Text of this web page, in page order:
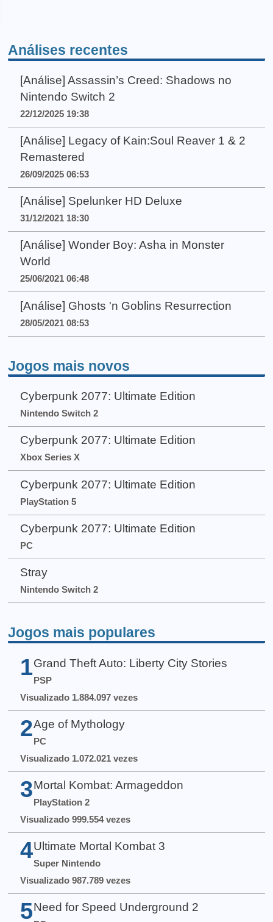
Análises recentes
[Análise] Assassin’s Creed: Shadows no
Nintendo Switch 2
22/12/2025 19:38
[Análise] Legacy of Kain:Soul Reaver 1 & 2
Remastered
26/09/2025 06:53
[Análise] Spelunker HD Deluxe
31/12/2021 18:30
[Análise] Wonder Boy: Asha in Monster
World
25/06/2021 06:48
[Análise] Ghosts 'n Goblins Resurrection
28/05/2021 08:53
Jogos mais novos
Cyberpunk 2077: Ultimate Edition
Nintendo Switch 2
Cyberpunk 2077: Ultimate Edition
Xbox Series X
Cyberpunk 2077: Ultimate Edition
PlayStation 5
Cyberpunk 2077: Ultimate Edition
PC
Stray
Nintendo Switch 2
Jogos mais populares
1 Grand Theft Auto: Liberty City Stories
PSP
Visualizado 1.884.097 vezes
2 Age of Mythology
PC
Visualizado 1.072.021 vezes
3 Mortal Kombat: Armageddon
PlayStation 2
Visualizado 999.554 vezes
4 Ultimate Mortal Kombat 3
Super Nintendo
Visualizado 987.789 vezes
5 Need for Speed Underground 2